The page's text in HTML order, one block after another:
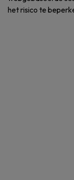
het risico te